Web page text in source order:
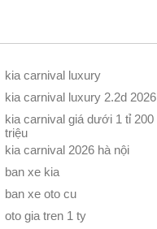
kia carnival luxury
kia carnival luxury 2.2d 2026
kia carnival giá dưới 1 tỉ 200
triệu
kia carnival 2026 hà nội
ban xe kia
ban xe oto cu
oto gia tren 1 ty